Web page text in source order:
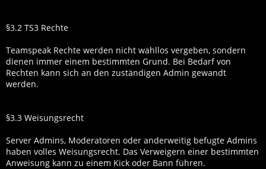
§3.2 TS3 Rechte
Teamspeak Rechte werden nicht wahllos vergeben, sondern
dienen immer einem bestimmten Grund. Bei Bedarf von
Rechten kann sich an den zuständigen Admin gewandt
werden.
§3.3 Weisungsrecht
Server Admins, Moderatoren oder anderweitig befugte Admins
haben volles Weisungsrecht. Das Verweigern einer bestimmten
Anweisung kann zu einem Kick oder Bann führen.